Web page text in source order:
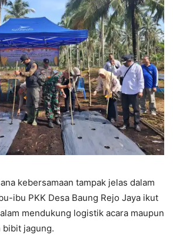
kebersamaan tampak jelas dalam
ibu PKK Desa Baung Rejo Jaya ikut
mendukung logistik acara maupun
bibit jagung.